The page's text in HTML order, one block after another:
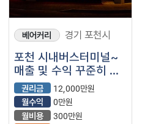
베어커리 경기 포천시
포천 시내버스터미널~
매출 및 수익 꾸준히 잘
나오고 있는 인지도
높은 매장.
권리금
12,000만원
월수익
0만원
월비용
300만원